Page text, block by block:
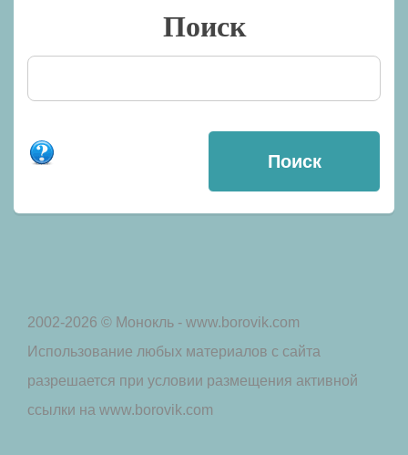
Поиск
2002-2026 © Монокль - www.borovik.com
Использование любых материалов с сайта
разрешается при условии размещения активной
ссылки на www.borovik.com